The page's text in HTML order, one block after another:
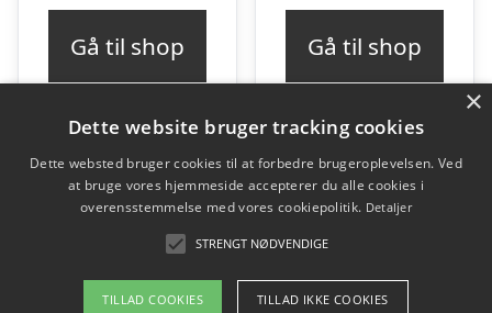
Gå til shop Gå til shop
Varekategorier
×
Dette website bruger tracking cookies
Dette websted bruger cookies til at forbedre brugeroplevelsen. Ved
at bruge vores hjemmeside accepterer du alle cookies i
overensstemmelse med vores cookiepolitik. Detaljer
STRENGT NØDVENDIGE
TILLAD COOKIES TILLAD IKKE COOKIES